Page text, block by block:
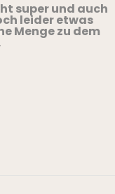
super und auch
leider etwas
Menge zu dem